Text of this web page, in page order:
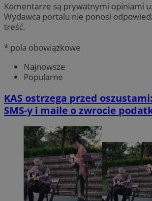
Komentarze są prywatnymi opiniami
Wydawca portalu nie ponosi
treść.
* pola obowiązkowe
Najnowsze
Popularne
KAS ostrzega przed
SMS-y i maile o zwrocie